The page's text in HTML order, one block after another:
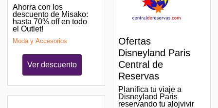
Ahorra con los
descuento de Misako:
hasta 70% off en todo
el Outlet!
Moda y Accesorios
Ver descuento
Ofertas
Disneyland Paris
Central de
Reservas
Planifica tu viaje a
Disneyland Paris
reservando tu alojvivir